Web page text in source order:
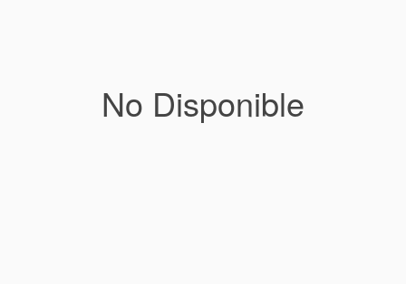
No Disponible